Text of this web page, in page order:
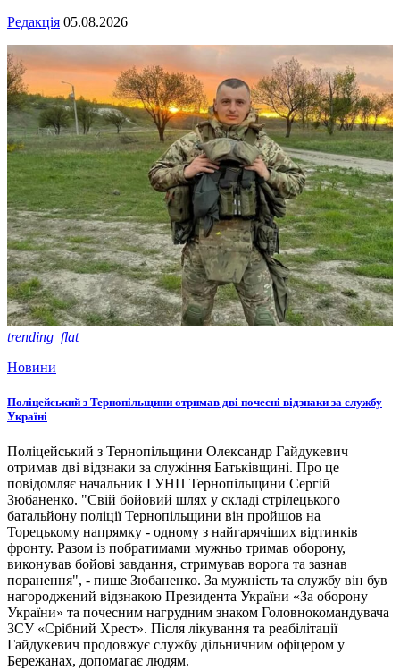
Редакція 05.08.2026
trending_flat
Новини
Поліцейський з Тернопільщини отримав дві почесні відзнаки за службу
Україні
Поліцейський з Тернопільщини Олександр Гайдукевич
отримав дві відзнаки за служіння Батьківщині. Про це
повідомляє начальник ГУНП Тернопільщини Сергій
Зюбаненко. "Свій бойовий шлях у складі стрілецького
батальйону поліції Тернопільщини він пройшов на
Торецькому напрямку - одному з найгарячіших відтинків
фронту. Разом із побратимами мужньо тримав оборону,
виконував бойові завдання, стримував ворога та зазнав
поранення", - пише Зюбаненко. За мужність та службу він був
нагороджений відзнакою Президента України «За оборону
України» та почесним нагрудним знаком Головнокомандувача
ЗСУ «Срібний Хрест». Після лікування та реабілітації
Гайдукевич продовжує службу дільничним офіцером у
Бережанах, допомагає людям.